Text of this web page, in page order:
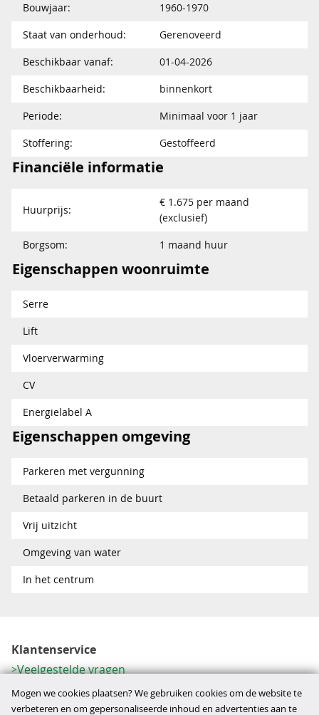
Bouwjaar:
1960-1970
Staat van onderhoud:
Gerenoveerd
Beschikbaar vanaf:
01-04-2026
Beschikbaarheid:
binnenkort
Periode:
Minimaal voor 1 jaar
Stoffering:
Gestoffeerd
Financiële informatie
Huurprijs:
€ 1.675 per maand
(exclusief)
Borgsom:
1 maand huur
Eigenschappen woonruimte
Serre
Lift
Vloerverwarming
CV
Energielabel A
Eigenschappen omgeving
Parkeren met vergunning
Betaald parkeren in de buurt
Vrij uitzicht
Omgeving van water
In het centrum
Klantenservice
Veelgestelde vragen
Contactformulier
Herroeping
Mogen we cookies plaatsen? We gebruiken cookies om de website te
verbeteren en om gepersonaliseerde inhoud en advertenties aan te